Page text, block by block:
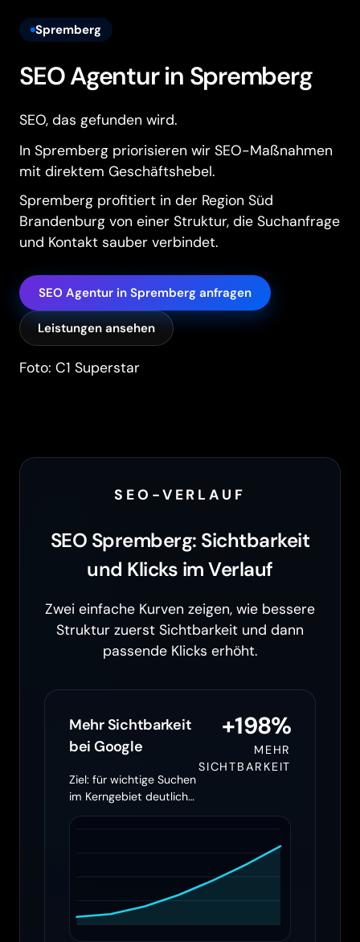
Spremberg
SEO Agentur in Spremberg
SEO, das gefunden wird.
In Spremberg priorisieren wir SEO-Maßnahmen
mit direktem Geschäftshebel.
Spremberg profitiert in der Region Süd
Brandenburg von einer Struktur, die Suchanfrage
und Kontakt sauber verbindet.
SEO Agentur in Spremberg anfragen
Leistungen ansehen
Foto: C1 Superstar
SEO-VERLAUF
SEO Spremberg: Sichtbarkeit
und Klicks im Verlauf
Zwei einfache Kurven zeigen, wie bessere
Struktur zuerst Sichtbarkeit und dann
passende Klicks erhöht.
Mehr Sichtbarkeit
bei Google
Ziel: für wichtige Suchen
im Kerngebiet deutlich
öfter erscheinen
+198%
MEHR
SICHTBARKEIT